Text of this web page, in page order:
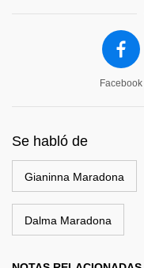
Facebook
Se habló de
Gianinna Maradona
Dalma Maradona